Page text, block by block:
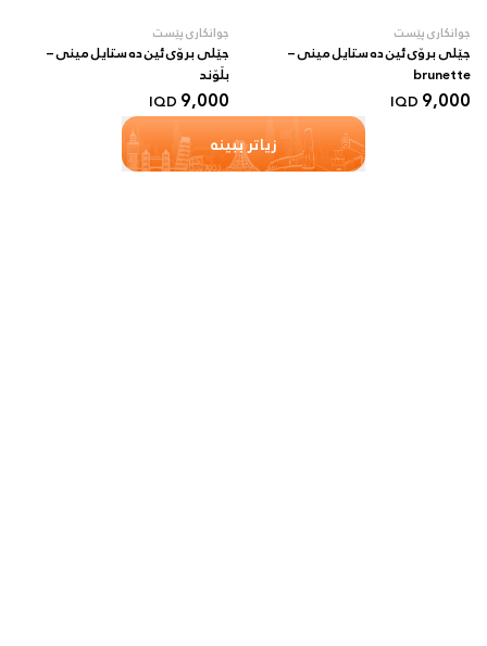
جوانکاری پێست
جێلی برۆی ئین دە ستایل مینی –
brunette
9,000
IQD
جوانکاری پێست
جێلی برۆی ئین دە ستایل مینی –
بڵۆند
9,000
IQD
زیاتر ببینە